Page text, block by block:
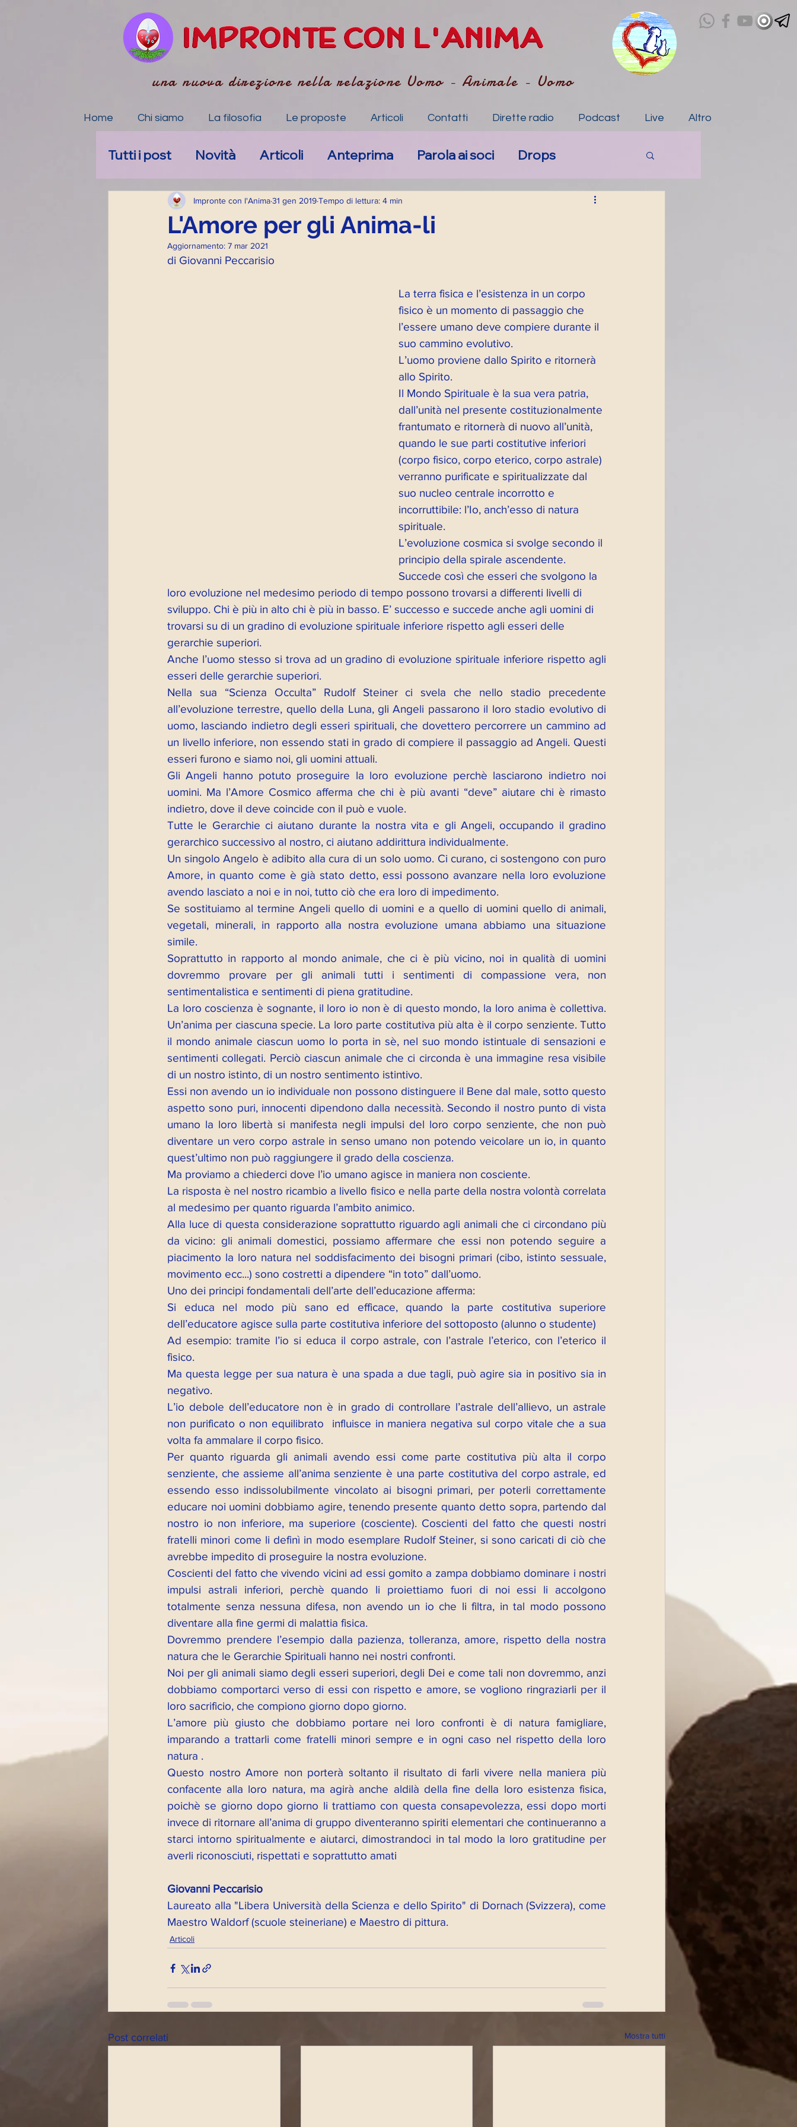
una nuova direzione nella relazione Uomo - Animale - Uomo
Home Chi siamo La filosofia Le proposte Articoli Contatti Dirette radio Podcast Live Altro
Tutti i post Novità Articoli Anteprima Parola ai soci Drops
La tua community Nuovi eventi Anima-li specchio dell'Anima
Accompagnamento Empatico
Esperienze Percorso A
art. Psicodramma VIDEO ANTEPRIMA
Dirette Radio
Eventi Post Dirette radio 2021
Quarto Spazi-Ale 2021 Quarto Spazi-Ale 2022
L'Amore per gli Anima-li
Impronte con l'Anima31 gen 2019Tempo di lettura: 4 min
Aggiornamento: 7 mar 2021
di Giovanni Peccarisio
La terra fisica e l’esistenza in un corpo
fisico è un momento di passaggio che
l’essere umano deve compiere durante il
suo cammino evolutivo.
L’uomo proviene dallo Spirito e ritornerà
allo Spirito.
Il Mondo Spirituale è la sua vera patria,
dall’unità nel presente costituzionalmente
frantumato e ritornerà di nuovo all’unità,
quando le sue parti costitutive inferiori
(corpo fisico, corpo eterico, corpo astrale)
verranno purificate e spiritualizzate dal
suo nucleo centrale incorrotto e
incorruttibile: l’Io, anch’esso di natura
spirituale.
L’evoluzione cosmica si svolge secondo il
principio della spirale ascendente.
Succede così che esseri che svolgono la
loro evoluzione nel medesimo periodo di tempo possono trovarsi a differenti livelli di
sviluppo. Chi è più in alto chi è più in basso. E’ successo e succede anche agli uomini di
trovarsi su di un gradino di evoluzione spirituale inferiore rispetto agli esseri delle
gerarchie superiori.
Anche l’uomo stesso si trova ad un gradino di evoluzione spirituale inferiore rispetto agli
esseri delle gerarchie superiori.
Nella sua “Scienza Occulta” Rudolf Steiner ci svela che nello stadio precedente
all’evoluzione terrestre, quello della Luna, gli Angeli passarono il loro stadio evolutivo di
uomo, lasciando indietro degli esseri spirituali, che dovettero percorrere un cammino ad
un livello inferiore, non essendo stati in grado di compiere il passaggio ad Angeli. Questi
esseri furono e siamo noi, gli uomini attuali.
Gli Angeli hanno potuto proseguire la loro evoluzione perchè lasciarono indietro noi
uomini. Ma l’Amore Cosmico afferma che chi è più avanti “deve” aiutare chi è rimasto
indietro, dove il deve coincide con il può e vuole.
Tutte le Gerarchie ci aiutano durante la nostra vita e gli Angeli, occupando il gradino
gerarchico successivo al nostro, ci aiutano addirittura individualmente.
Un singolo Angelo è adibito alla cura di un solo uomo. Ci curano, ci sostengono con puro
Amore, in quanto come è già stato detto, essi possono avanzare nella loro evoluzione
avendo lasciato a noi e in noi, tutto ciò che era loro di impedimento.
Se sostituiamo al termine Angeli quello di uomini e a quello di uomini quello di animali,
vegetali, minerali, in rapporto alla nostra evoluzione umana abbiamo una situazione
simile.
Soprattutto in rapporto al mondo animale, che ci è più vicino, noi in qualità di uomini
dovremmo provare per gli animali tutti i sentimenti di compassione vera, non
sentimentalistica e sentimenti di piena gratitudine.
La loro coscienza è sognante, il loro io non è di questo mondo, la loro anima è collettiva.
Un’anima per ciascuna specie. La loro parte costitutiva più alta è il corpo senziente. Tutto
il mondo animale ciascun uomo lo porta in sè, nel suo mondo istintuale di sensazioni e
sentimenti collegati. Perciò ciascun animale che ci circonda è una immagine resa visibile
di un nostro istinto, di un nostro sentimento istintivo.
Essi non avendo un io individuale non possono distinguere il Bene dal male, sotto questo
aspetto sono puri, innocenti dipendono dalla necessità. Secondo il nostro punto di vista
umano la loro libertà si manifesta negli impulsi del loro corpo senziente, che non può
diventare un vero corpo astrale in senso umano non potendo veicolare un io, in quanto
quest’ultimo non può raggiungere il grado della coscienza.
Ma proviamo a chiederci dove l’io umano agisce in maniera non cosciente.
La risposta è nel nostro ricambio a livello fisico e nella parte della nostra volontà correlata
al medesimo per quanto riguarda l’ambito animico.
Alla luce di questa considerazione soprattutto riguardo agli animali che ci circondano più
da vicino: gli animali domestici, possiamo affermare che essi non potendo seguire a
piacimento la loro natura nel soddisfacimento dei bisogni primari (cibo, istinto sessuale,
movimento ecc...) sono costretti a dipendere “in toto” dall’uomo.
Uno dei principi fondamentali dell’arte dell’educazione afferma:
Si educa nel modo più sano ed efficace, quando la parte costitutiva superiore
dell’educatore agisce sulla parte costitutiva inferiore del sottoposto (alunno o studente)
Ad esempio: tramite l’io si educa il corpo astrale, con l’astrale l’eterico, con l’eterico il
fisico.
Ma questa legge per sua natura è una spada a due tagli, può agire sia in positivo sia in
negativo.
L’io debole dell’educatore non è in grado di controllare l’astrale dell’allievo, un astrale
non purificato o non equilibrato  influisce in maniera negativa sul corpo vitale che a sua
volta fa ammalare il corpo fisico.
Per quanto riguarda gli animali avendo essi come parte costitutiva più alta il corpo
senziente, che assieme all’anima senziente è una parte costitutiva del corpo astrale, ed
essendo esso indissolubilmente vincolato ai bisogni primari, per poterli correttamente
educare noi uomini dobbiamo agire, tenendo presente quanto detto sopra, partendo dal
nostro io non inferiore, ma superiore (cosciente). Coscienti del fatto che questi nostri
fratelli minori come li definì in modo esemplare Rudolf Steiner, si sono caricati di ciò che
avrebbe impedito di proseguire la nostra evoluzione.
Coscienti del fatto che vivendo vicini ad essi gomito a zampa dobbiamo dominare i nostri
impulsi astrali inferiori, perchè quando li proiettiamo fuori di noi essi li accolgono
totalmente senza nessuna difesa, non avendo un io che li filtra, in tal modo possono
diventare alla fine germi di malattia fisica.
Dovremmo prendere l’esempio dalla pazienza, tolleranza, amore, rispetto della nostra
natura che le Gerarchie Spirituali hanno nei nostri confronti.
Noi per gli animali siamo degli esseri superiori, degli Dei e come tali non dovremmo, anzi
dobbiamo comportarci verso di essi con rispetto e amore, se vogliono ringraziarli per il
loro sacrificio, che compiono giorno dopo giorno.
L’amore più giusto che dobbiamo portare nei loro confronti è di natura famigliare,
imparando a trattarli come fratelli minori sempre e in ogni caso nel rispetto della loro
natura .
Questo nostro Amore non porterà soltanto il risultato di farli vivere nella maniera più
confacente alla loro natura, ma agirà anche aldilà della fine della loro esistenza fisica,
poichè se giorno dopo giorno li trattiamo con questa consapevolezza, essi dopo morti
invece di ritornare all’anima di gruppo diventeranno spiriti elementari che continueranno a
starci intorno spiritualmente e aiutarci, dimostrandoci in tal modo la loro gratitudine per
averli riconosciuti, rispettati e soprattutto amati
Giovanni Peccarisio
Laureato alla "Libera Università della Scienza e dello Spirito" di Dornach (Svizzera), come
Maestro Waldorf (scuole steineriane) e Maestro di pittura.
Articoli
Post correlati Mostra tutti